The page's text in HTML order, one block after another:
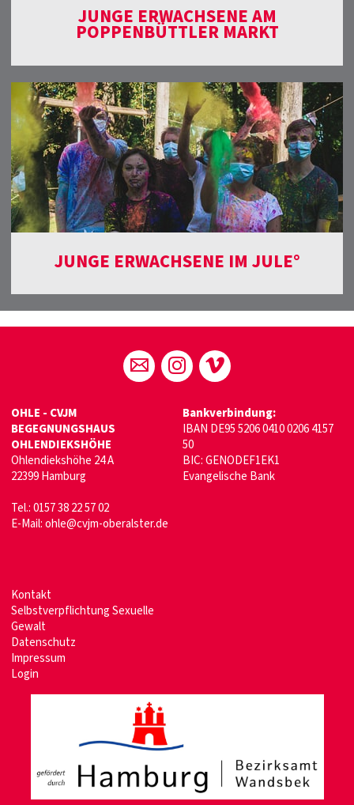
JUNGE ERWACHSENE AM
POPPENBÜTTLER MARKT
JUNGE ERWACHSENE IM JULE°
OHLE - CVJM
BEGEGNUNGSHAUS
OHLENDIEKSHÖHE
Ohlendiekshöhe 24 A
22399 Hamburg
Tel.: 0157 38 22 57 02
E-Mail: ohle@cvjm-oberalster.de
Bankverbindung:
IBAN DE95 5206 0410 0206 4157
50
BIC: GENODEF1EK1
Evangelische Bank
Kontakt
Selbstverpflichtung Sexuelle
Gewalt
Datenschutz
Impressum
Login